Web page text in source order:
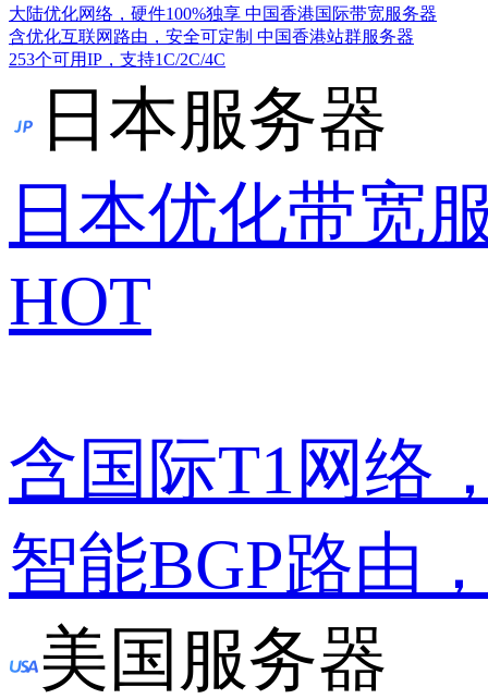
大陆优化网络，硬件100%独享 中国香港国际带宽服务器
含优化互联网路由，安全可定制 中国香港站群服务器
253个可用IP，支持1C/2C/4C
日本服务器
日本优化带宽
HOT
含国际T1网络
智能BGP路由
美国服务器